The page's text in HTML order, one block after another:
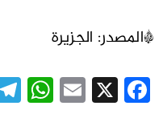
*المصدر: الجزيرة
Facebook
X